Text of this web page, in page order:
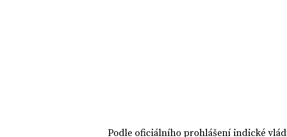
Podle oficiálního prohlášení indické